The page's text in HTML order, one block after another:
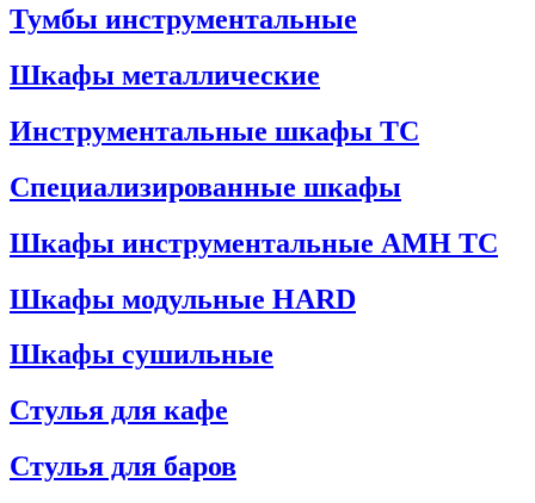
Тумбы инструментальные
Шкафы металлические
Инструментальные шкафы ТС
Специализированные шкафы
Шкафы инструментальные АМН ТС
Шкафы модульные HARD
Шкафы сушильные
Стулья для кафе
Стулья для баров